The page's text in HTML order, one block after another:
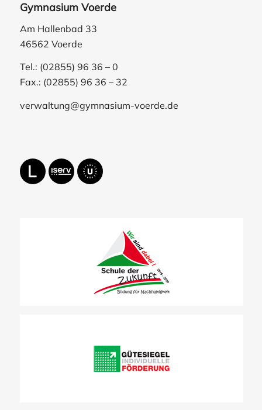
Gymnasium Voerde
Am Hallenbad 33
46562 Voerde
Tel.: (02855) 96 36 – 0
Fax.: (02855) 96 36 – 32
verwaltung@gymnasium-voerde.de